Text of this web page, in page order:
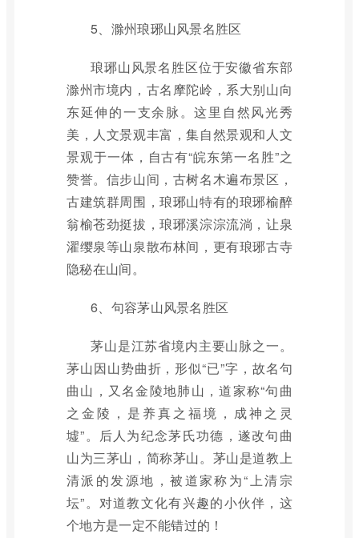
5、滁州琅琊山风景名胜区
琅琊山风景名胜区位于安徽省东部
滁州市境内，古名摩陀岭，系大别山向
东延伸的一支余脉。这里自然风光秀
美，人文景观丰富，集自然景观和人文
景观于一体，自古有“皖东第一名胜”之
赞誉。信步山间，古树名木遍布景区，
古建筑群周围，琅琊山特有的琅琊榆醉
翁榆苍劲挺拔，琅琊溪淙淙流淌，让泉
濯缨泉等山泉散布林间，更有琅琊古寺
隐秘在山间。
6、句容茅山风景名胜区
茅山是江苏省境内主要山脉之一。
茅山因山势曲折，形似“已”字，故名句
曲山，又名金陵地肺山，道家称“句曲
之金陵，是养真之福境，成神之灵
墟”。后人为纪念茅氏功德，遂改句曲
山为三茅山，简称茅山。茅山是道教上
清派的发源地，被道家称为“上清宗
坛”。对道教文化有兴趣的小伙伴，这
个地方是一定不能错过的！